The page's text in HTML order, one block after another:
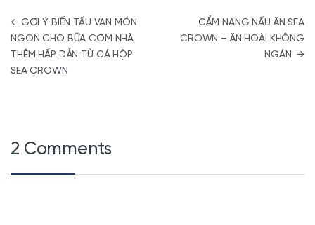
Điều hướng bài viết
←GỢI Ý BIẾN TẤU VẠN MÓN
NGON CHO BỮA CƠM NHÀ
THÊM HẤP DẪN TỪ CÁ HỘP
SEA CROWN
CẨM NANG NẤU ĂN SEA
CROWN – ĂN HOÀI KHÔNG
NGÁN→
2 Comments